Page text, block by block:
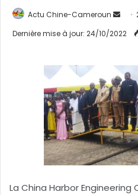
Actu Chine-Cameroun
n
y
e
r
u
n
c
o
r
Dernière mise à jour: 24/10/2022
La China Harbor